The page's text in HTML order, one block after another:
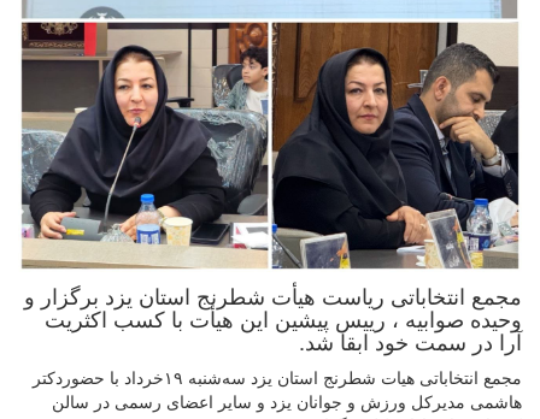
مجمع انتخاباتی ریاست هیأت شطرنج استان یزد برگزار و
وحیده صوابیه ، رییس پیشین این هیأت با کسب اکثریت
آرا در سمت خود ابقا شد.
مجمع انتخاباتی هیات شطرنج استان یزد سه‌شنبه ۱۹خرداد با حضوردکتر
هاشمی مدیرکل ورزش و جوانان یزد و سایر اعضای رسمی در سالن